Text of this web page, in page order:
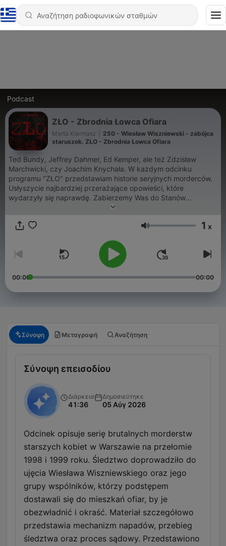
Podcast
ZŁO - Zbrodnia Łowca Ofiara
Marta Kiermasz
250 - Wiesław Wiszniewski - zabójca
staruszek. ZŁO - Zbrodnia Łowca Ofiara
Ted Bundy, Jeffrey Dahmer, Ed Kemper, ale też Zdzisław
Marchwicki, czy Joachim Knychała. W każdym odcinku
programu "ZŁO" przedstawiam historie seryjnych morderców.
Usłyszycie najbardziej przerażające opowieści, które
wydarzyły się naprawdę. Zabierzemy Was do Stanów
Zjednoczonych, Rosji, Argentyny, będzie też sporo historii z
pomijania szczegółów.
Ένταση 1 x
00:00 00:00
Σύνοψη Μεταγραφή Αναζήτηση
Σύνοψη επεισοδίου
Διάρκεια
41:36
Δημοσιεύτηκε
05 Αύγ 2026
Odcinek opisuje serię brutalnych morderstw
starszych kobiet w Warszawie na przełomie
1998 i 1999 roku. Śledztwo doprowadziło do
ujęcia Wiesława Wiszniewskiego oraz jego
grupy wspólników, którzy podstępem
dostawali się do mieszkań ofiar, by je
obezwładnić i okraść. Materiał szczegółowo
przedstawia mechanizm napadów, przebieg
śledztwa oraz proces sądowy. Przedstawiono